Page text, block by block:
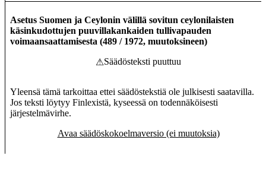
Asetus Suomen ja Ceylonin välillä sovitun ceylonilaisten
käsinkudottujen puuvillakankaiden tullivapauden
voimaansaattamisesta (489 / 1972, muutoksineen)
⚠Säädösteksti puuttuu
Yleensä tämä tarkoittaa ettei säädöstekstiä ole julkisesti saatavilla.
Jos teksti löytyy Finlexistä, kyseessä on todennäköisesti
järjestelmävirhe.
Avaa säädöskokoelmaversio (ei muutoksia)